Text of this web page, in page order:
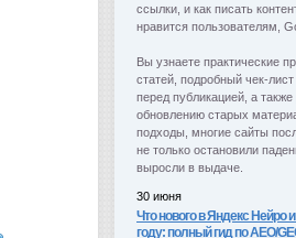
ссылки, и как писать
нравится пользователям,
Вы узнаете практические
статей, подробный чек-
перед публикацией, а
обновлению старых
подходы, многие сайты
не только остановили
выросли в выдаче.
30 июня
Что нового в Яндекс Нейро
году: полный гид по AEO/